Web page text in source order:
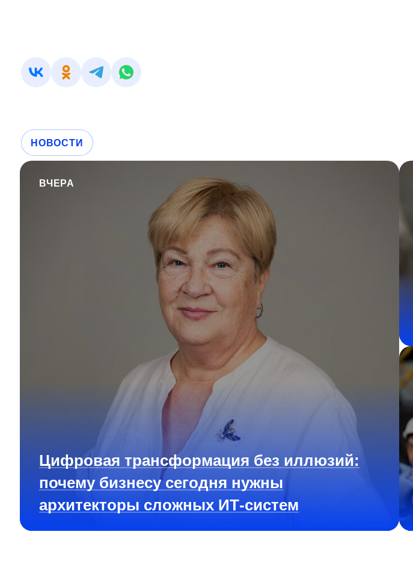
НОВОСТИ
ВЧЕРА
Цифровая трансформация без иллюзий:
почему бизнесу сегодня нужны
архитекторы сложных ИТ-систем